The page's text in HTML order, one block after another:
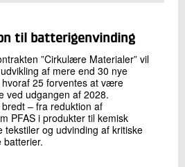
til batterigenvinding
”Cirkulære Materialer” vil
af mere end 30 nye
25 forventes at være
ved udgangen af 2028.
– fra reduktion af
PFAS i produkter til kemisk
tekstiler og udvinding af kritiske
batterier.